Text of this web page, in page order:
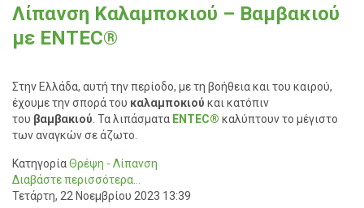
Λίπανση Καλαμποκιού – Βαμβακιού
με ENTEC®
Στην Ελλάδα, αυτή την περίοδο, με τη βοήθεια και του καιρού,
έχουμε την σπορά του καλαμποκιού και κατόπιν
του βαμβακιού . Τα λιπάσματα ENTEC® καλύπτουν το μέγιστο
των αναγκών σε άζωτο.
ΚατηγορίαΘρέψη - Λίπανση
Διαβάστε περισσότερα...
Τετάρτη, 22 Νοεμβρίου 2023 13:39